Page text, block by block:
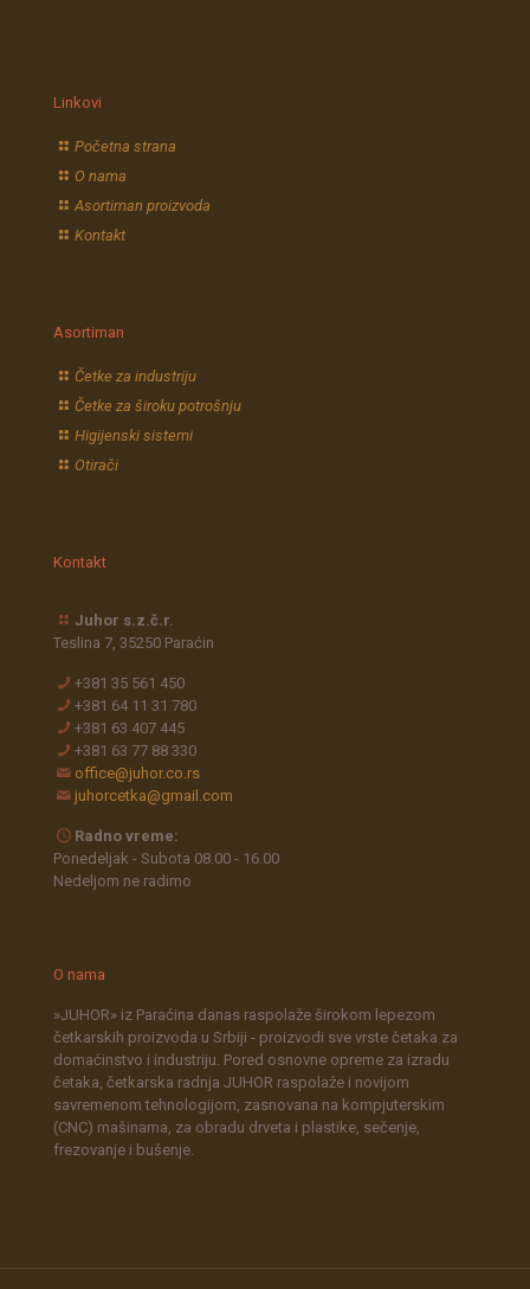
Linkovi
Početna strana
O nama
Asortiman proizvoda
Kontakt
Asortiman
Četke za industriju
Četke za široku potrošnju
Higijenski sistemi
Otirači
Kontakt
Juhor s.z.č.r.
Teslina 7, 35250 Paraćin
+381 35 561 450
+381 64 11 31 780
+381 63 407 445
+381 63 77 88 330
office@juhor.co.rs
juhorcetka@gmail.com
Radno vreme:
Ponedeljak - Subota 08.00 - 16.00
Nedeljom ne radimo
O nama
»JUHOR» iz Paraćina danas raspolaže širokom lepezom
četkarskih proizvoda u Srbiji - proizvodi sve vrste četaka za
domaćinstvo i industriju. Pored osnovne opreme za izradu
četaka, četkarska radnja JUHOR raspolaže i novijom
savremenom tehnologijom, zasnovana na kompjuterskim
(CNC) mašinama, za obradu drveta i plastike, sečenje,
frezovanje i bušenje.